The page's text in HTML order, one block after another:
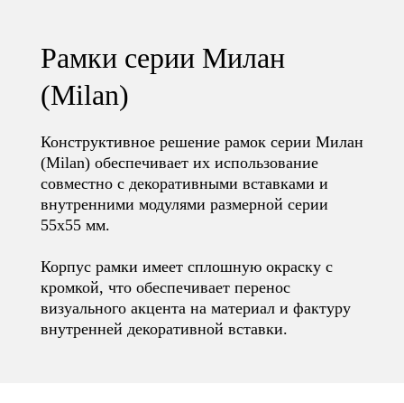
Рамки серии Милан
(Milan)
Конструктивное решение рамок серии Милан
(Milan) обеспечивает их использование
совместно с декоративными вставками и
внутренними модулями размерной серии
55х55 мм.
Корпус рамки имеет сплошную окраску с
кромкой, что обеспечивает перенос
визуального акцента на материал и фактуру
внутренней декоративной вставки.